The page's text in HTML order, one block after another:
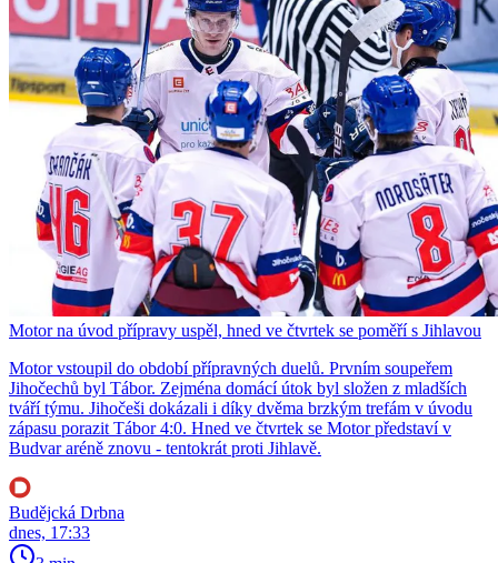
Motor na úvod přípravy uspěl, hned ve čtvrtek se poměří s Jihlavou
Motor vstoupil do období přípravných duelů. Prvním soupeřem
Jihočechů byl Tábor. Zejména domácí útok byl složen z mladších
tváří týmu. Jihočeši dokázali i díky dvěma brzkým trefám v úvodu
zápasu porazit Tábor 4:0. Hned ve čtvrtek se Motor představí v
Budvar aréně znovu - tentokrát proti Jihlavě.
Budějcká Drbna
dnes, 17:33